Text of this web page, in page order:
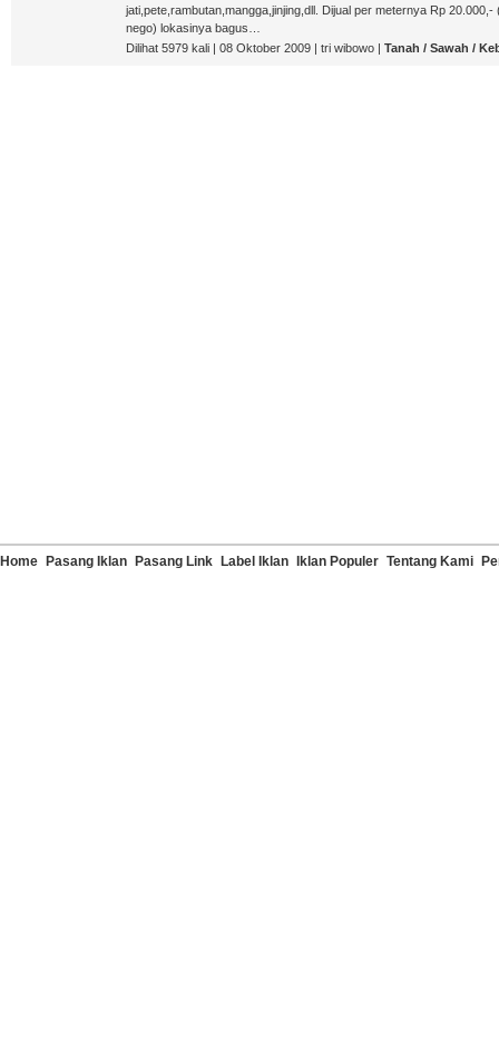
jati,pete,rambutan,mangga,jinjing,dll. Dijual per meternya Rp 20.000,-
nego) lokasinya bagus…
Dilihat 5979 kali | 08 Oktober 2009 | tri wibowo | Tanah / Sawah /
Home Pasang Iklan Pasang Link Label Iklan Iklan Populer Tentang Kami